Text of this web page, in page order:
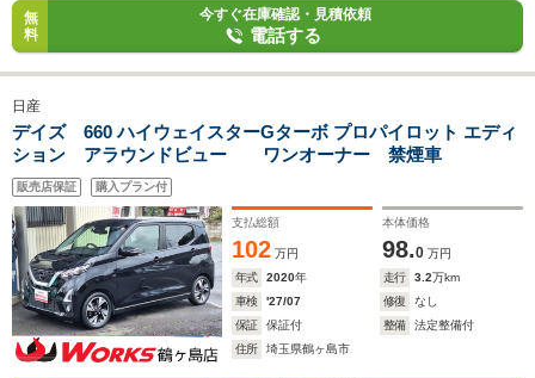
無
料
今すぐ在庫確認・見積依頼
電話する
日産
デイズ 660 ハイウェイスターGターボ プロパイロット エディ
ション アラウンドビュー ワンオーナー 禁煙車
販売店保証 購入プラン付
支払総額
102 万円
本体価格
98.0 万円
年式
2020年 走行 3.2万km
車検
'27/07 修復
なし
保証
保証付 整備
法定整備付
住所
埼玉県鶴ヶ島市